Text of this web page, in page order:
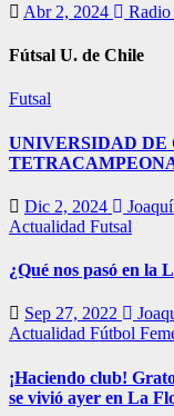
Abr 2, 2024
Fútsal U. de Chile
Futsal
UNIVERSIDAD DE
Dic 2, 2024
Actualidad Futsal
¿Qué nos pasó en la
Sep 27, 2022
Actualidad Fútbol
¡Haciendo club!
se vivió ayer en La